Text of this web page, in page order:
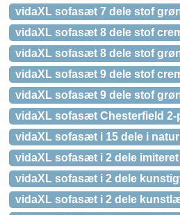
vidaXL sofasæt 7 dele stof
vidaXL sofasæt 8 dele stof
vidaXL sofasæt 8 dele stof
vidaXL sofasæt 9 dele stof
vidaXL sofasæt 9 dele stof
vidaXL sofasæt Chesterfield
vidaXL sofasæt i 15 dele i
vidaXL sofasæt i 2 dele
vidaXL sofasæt i 2 dele
vidaXL sofasæt i 2 dele